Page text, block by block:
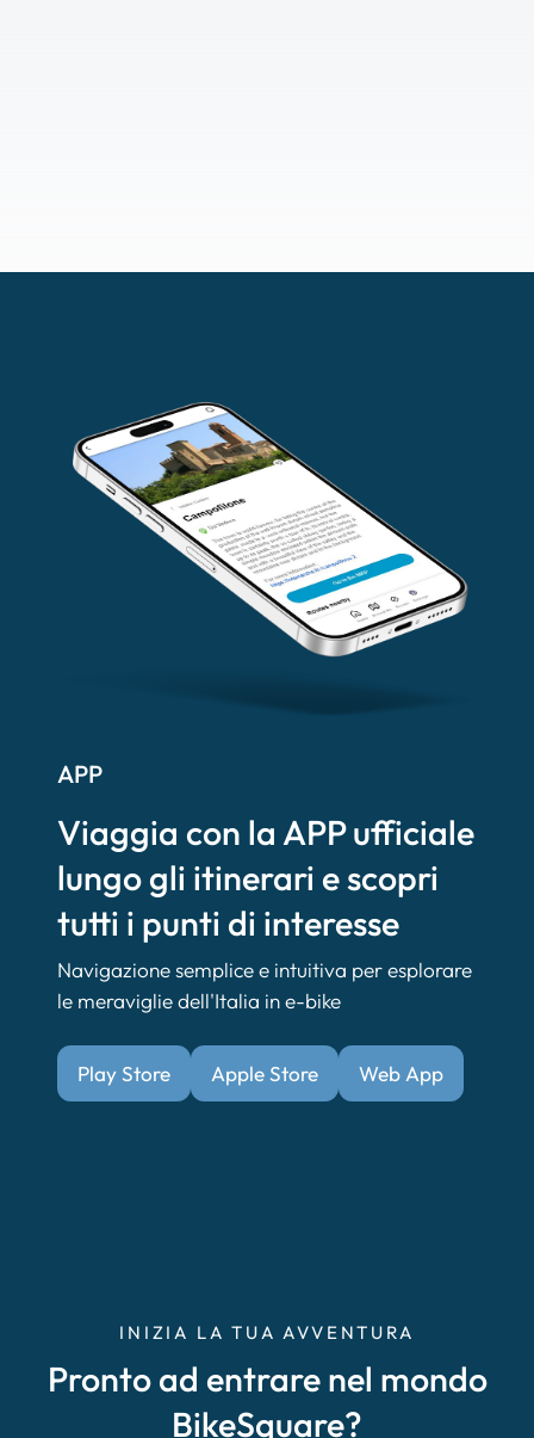
APP
Viaggia con la APP ufficiale
lungo gli itinerari e scopri
tutti i punti di interesse
Navigazione semplice e intuitiva per esplorare
le meraviglie dell'Italia in e-bike
Play Store Apple Store Web App
INIZIA LA TUA AVVENTURA
Pronto ad entrare nel mondo
BikeSquare?